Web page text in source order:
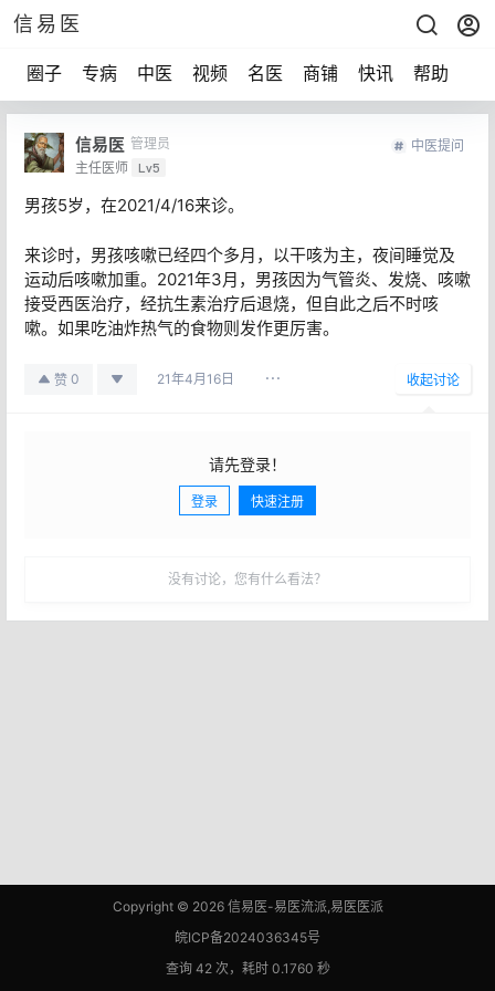
信易医
圈子 专病 中医 视频 名医 商铺 快讯 帮助
信易医 管理员
主任医师 Lv5
中医提问
男孩5岁，在2021/4/16来诊。
来诊时，男孩咳嗽已经四个多月，以干咳为主，夜间睡觉及
运动后咳嗽加重。2021年3月，男孩因为气管炎、发烧、咳嗽
接受西医治疗，经抗生素治疗后退烧，但自此之后不时咳
嗽。如果吃油炸热气的食物则发作更厉害。
赞 0 21年4月16日 收起讨论
请先登录！
登录 快速注册
没有讨论，您有什么看法？
Copyright © 2026信易医-易医流派,易医医派
皖ICP备2024036345号
查询 42 次，耗时 0.1760 秒